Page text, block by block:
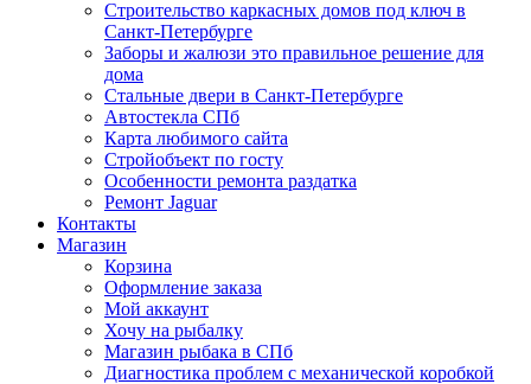
Строительство каркасных домов под ключ в
Санкт-Петербурге
Заборы и жалюзи это правильное решение для
дома
Стальные двери в Санкт-Петербурге
Автостекла СПб
Карта любимого сайта
Стройобъект по госту
Особенности ремонта раздатка
Ремонт Jaguar
Контакты
Магазин
Корзина
Оформление заказа
Мой аккаунт
Хочу на рыбалку
Магазин рыбака в СПб
Диагностика проблем с механической коробкой